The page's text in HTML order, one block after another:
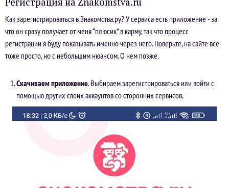
Как зарегистрироваться в Знакомства.ру? У сервиса есть приложение - за
что он сразу получает от меня “плюсик” в карму, так что процесс
регистрации я буду показывать именно через него. Поверьте, на сайте все
тоже просто, но с небольшим нюансом. О нем позже.
Скачиваем приложение. Выбираем зарегистрироваться или войти с
помощью других своих аккаунтов со сторонних сервисов.